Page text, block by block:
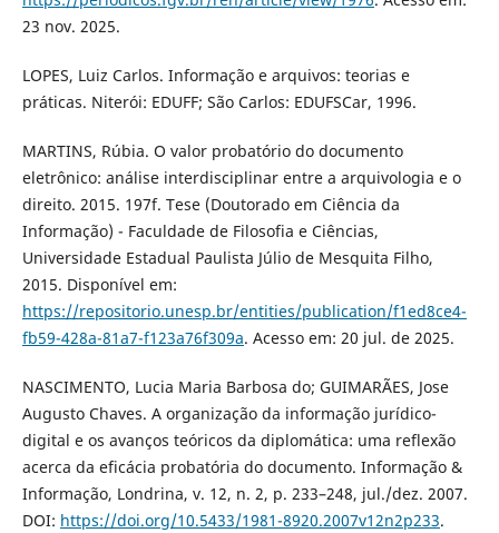
23 nov. 2025.
LOPES, Luiz Carlos. Informação e arquivos: teorias e
práticas. Niterói: EDUFF; São Carlos: EDUFSCar, 1996.
MARTINS, Rúbia. O valor probatório do documento
eletrônico: análise interdisciplinar entre a arquivologia e o
direito. 2015. 197f. Tese (Doutorado em Ciência da
Informação) - Faculdade de Filosofia e Ciências,
Universidade Estadual Paulista Júlio de Mesquita Filho,
2015. Disponível em:
https://repositorio.unesp.br/entities/publication/f1ed8ce4-
fb59-428a-81a7-f123a76f309a. Acesso em: 20 jul. de 2025.
NASCIMENTO, Lucia Maria Barbosa do; GUIMARÃES, Jose
Augusto Chaves. A organização da informação jurídico-
digital e os avanços teóricos da diplomática: uma reflexão
acerca da eficácia probatória do documento. Informação &
Informação, Londrina, v. 12, n. 2, p. 233–248, jul./dez. 2007.
DOI: https://doi.org/10.5433/1981-8920.2007v12n2p233.